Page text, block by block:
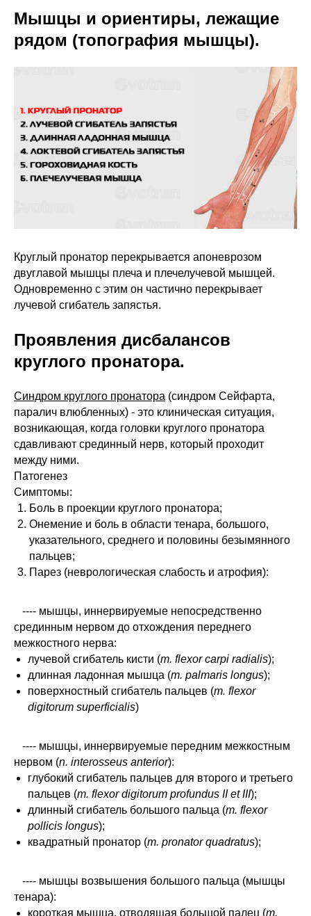
Мышцы и ориентиры, лежащие
рядом (топография мышцы).
Круглый пронатор перекрывается апоневрозом
двуглавой мышцы плеча и плечелучевой мышцей.
Одновременно с этим он частично перекрывает
лучевой сгибатель запястья.
Проявления дисбалансов
круглого пронатора.
Синдром круглого пронатора (синдром Сейфарта,
паралич влюбленных) - это клиническая ситуация,
возникающая, когда головки круглого пронатора
сдавливают срединный нерв, который проходит
между ними.
Патогенез
Симптомы:
Боль в проекции круглого пронатора;
Онемение и боль в области тенара, большого,
указательного, среднего и половины безымянного
пальцев;
Парез (неврологическая слабость и атрофия):
---- мышцы, иннервируемые непосредственно
срединным нервом до отхождения переднего
межкостного нерва:
лучевой сгибатель кисти (m. flexor carpi radialis);
длинная ладонная мышца (m. palmaris longus);
поверхностный сгибатель пальцев (m. flexor
digitorum superficialis)
---- мышцы, иннервируемые передним межкостным
нервом (n. interosseus anterior):
глубокий сгибатель пальцев для второго и третьего
пальцев (m. flexor digitorum profundus II et III);
длинный сгибатель большого пальца (m. flexor
pollicis longus);
квадратный пронатор (m. pronator quadratus);
---- мышцы возвышения большого пальца (мышцы
тенара):
короткая мышца, отводящая большой палец (m.